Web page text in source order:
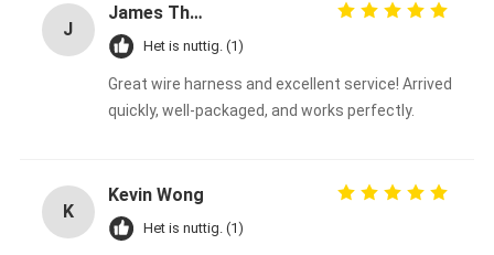
J
James Thompson
Het is nuttig. (1)
Great wire harness and excellent service! Arrived
quickly, well-packaged, and works perfectly.
K
Kevin Wong
Het is nuttig. (1)